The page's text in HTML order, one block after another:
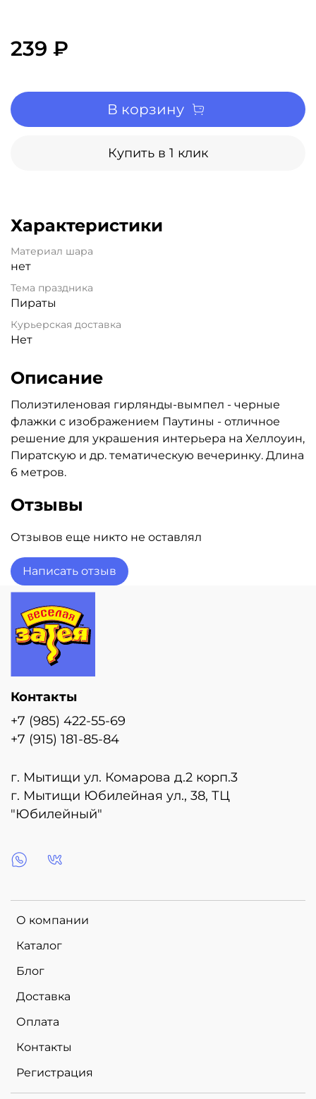
239 ₽
В корзину
Купить в 1 клик
Характеристики
Материал шара
нет
Тема праздника
Пираты
Курьерская доставка
Нет
Описание
Полиэтиленовая гирлянды-вымпел - черные
флажки с изображением Паутины - отличное
решение для украшения интерьера на Хеллоуин,
Пиратскую и др. тематическую вечеринку. Длина
6 метров.
Отзывы
Отзывов еще никто не оставлял
Написать отзыв
О компании
Каталог
Блог
Доставка
Оплата
Контакты
Регистрация
Контакты
+7 (985) 422-55-69
+7 (915) 181-85-84
г. Мытищи ул. Комарова д.2 корп.3
г. Мытищи Юбилейная ул., 38, ТЦ
"Юбилейный"